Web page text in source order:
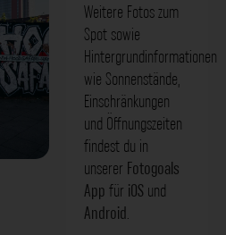
Weitere Fotos zum
Spot sowie
Hintergrundinformationen
wie Sonnenstände,
Einschränkungen
und Öffnungszeiten
findest du in
unserer Fotogoals
App für iOS und
Android.